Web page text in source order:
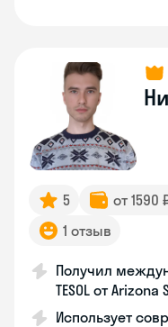
5 от 1590
1 отзыв
Получил
TESOL от
Использует